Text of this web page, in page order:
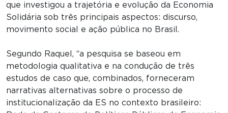
que investigou a trajetória e evolução da Economia
Solidária sob três principais aspectos: discurso,
movimento social e ação pública no Brasil.
Segundo Raquel, “a pesquisa se baseou em
metodologia qualitativa e na condução de três
estudos de caso que, combinados, forneceram
narrativas alternativas sobre o processo de
institucionalização da ES no contexto brasileiro: